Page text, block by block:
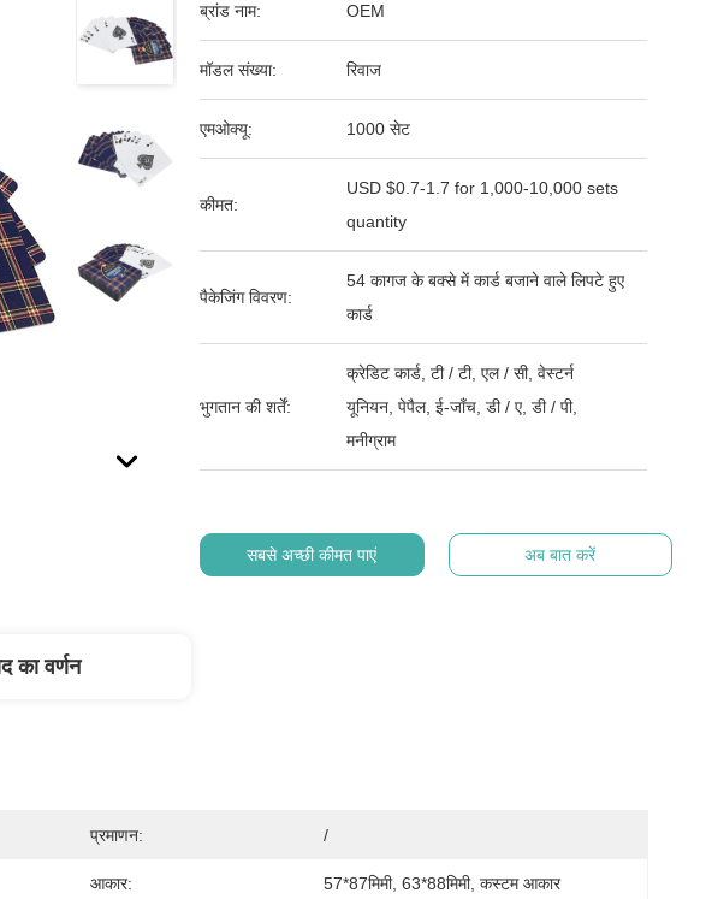
ब्रांड नाम: OEM
मॉडल संख्या: रिवाज
एमओक्यू: 1000 सेट
कीमत:
USD $0.7-1.7 for 1,000-10,000 sets
quantity
पैकेजिंग विवरण:
54 कागज के बक्से में कार्ड बजाने वाले लिपटे हुए
कार्ड
भुगतान की शर्तें:
क्रेडिट कार्ड, टी / टी, एल / सी, वेस्टर्न
यूनियन, पेपैल, ई-जाँच, डी / ए, डी / पी,
मनीग्राम
सबसे अच्छी कीमत पाएं अब बात करें
का वर्णन
प्रमाणन: /
आकार: 57*87मिमी, 63*88मिमी, कस्टम आकार